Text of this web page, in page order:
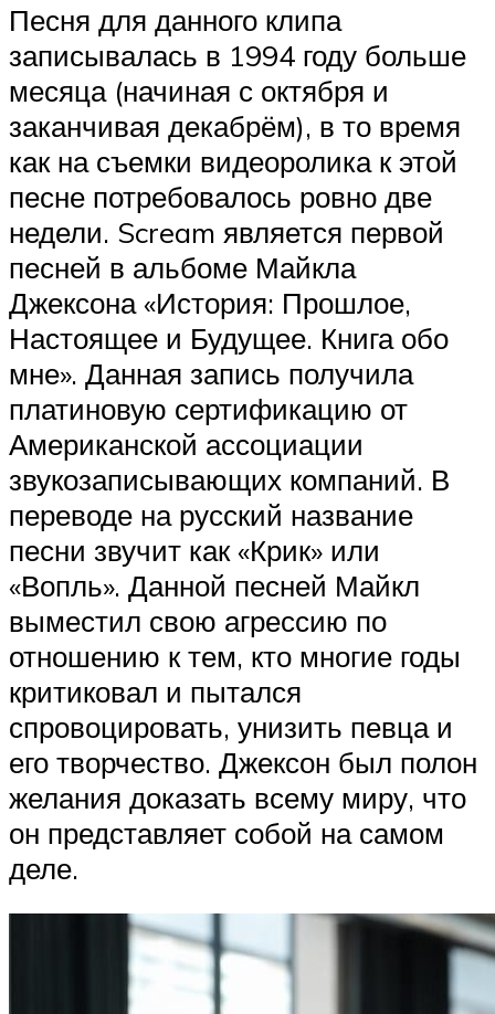
Песня для данного клипа
записывалась в 1994 году больше
месяца (начиная с октября и
заканчивая декабрём), в то время
как на съемки видеоролика к этой
песне потребовалось ровно две
недели. Scream является первой
песней в альбоме Майкла
Джексона «История: Прошлое,
Настоящее и Будущее. Книга обо
мне». Данная запись получила
платиновую сертификацию от
Американской ассоциации
звукозаписывающих компаний. В
переводе на русский название
песни звучит как «Крик» или
«Вопль». Данной песней Майкл
выместил свою агрессию по
отношению к тем, кто многие годы
критиковал и пытался
спровоцировать, унизить певца и
его творчество. Джексон был полон
желания доказать всему миру, что
он представляет собой на самом
деле.